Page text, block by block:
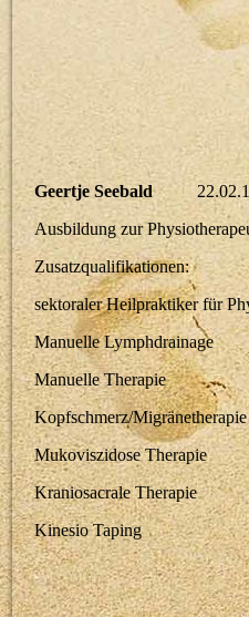
Geertje Seebald
Ausbildung zur
Zusatzqualifikationen:
sektoraler Heilpraktiker für
Manuelle Lymphdrainage
Manuelle Therapie
Kopfschmerz/Migränetherapie
Mukoviszidose Therapie
Kraniosacrale Therapie
Kinesio Taping